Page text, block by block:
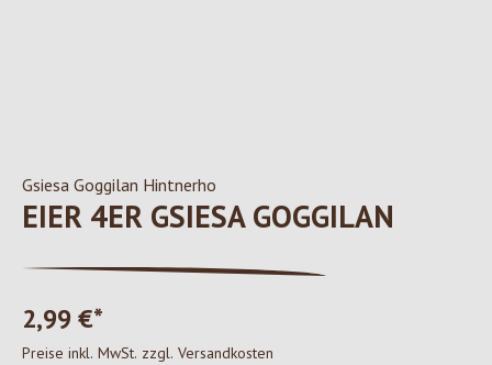
Gsiesa Goggilan Hintnerho
EIER 4ER GSIESA GOGGILAN
2,99 €*
Preise inkl. MwSt. zzgl. Versandkosten